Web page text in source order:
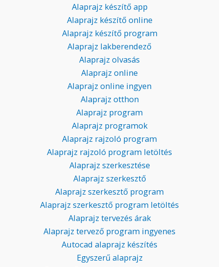
Alaprajz készítő app
Alaprajz készítő online
Alaprajz készítő program
Alaprajz lakberendező
Alaprajz olvasás
Alaprajz online
Alaprajz online ingyen
Alaprajz otthon
Alaprajz program
Alaprajz programok
Alaprajz rajzoló program
Alaprajz rajzoló program letöltés
Alaprajz szerkesztése
Alaprajz szerkesztő
Alaprajz szerkesztő program
Alaprajz szerkesztő program letöltés
Alaprajz tervezés árak
Alaprajz tervező program ingyenes
Autocad alaprajz készítés
Egyszerű alaprajz